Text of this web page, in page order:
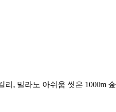
리, 밀라노 아쉬움 씻은 1000m 金